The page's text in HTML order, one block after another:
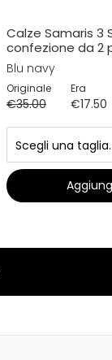
Calze Samaris 3
confezione da 2
Blu navy
Originale
€35.00
Era
€17.50